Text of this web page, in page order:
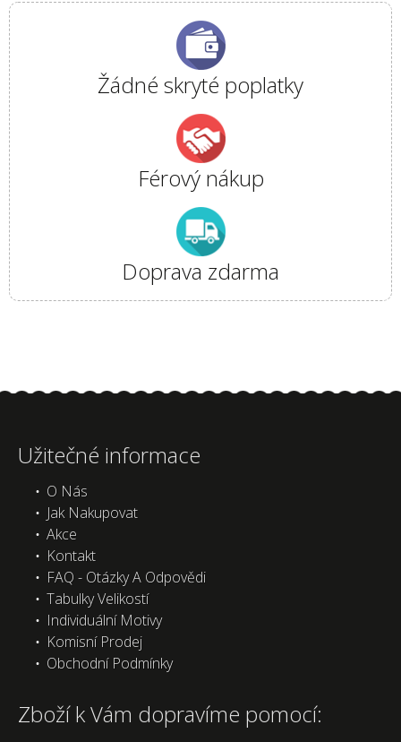
Žádné skryté poplatky
Férový nákup
Doprava zdarma
Užitečné informace
O Nás
Jak Nakupovat
Akce
Kontakt
FAQ - Otázky A Odpovědi
Tabulky Velikostí
Individuální Motivy
Komisní Prodej
Obchodní Podmínky
Zboží k Vám dopravíme pomocí: